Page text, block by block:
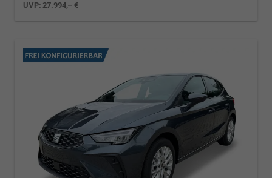
UVP:27.994,– €